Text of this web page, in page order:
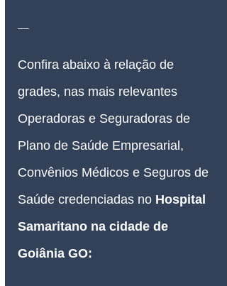
__
Confira abaixo à relação de
grades, nas mais relevantes
Operadoras e Seguradoras de
Plano de Saúde Empresarial,
Convênios Médicos e Seguros de
Saúde credenciadas no Hospital
Samaritano na cidade de
Goiânia GO: